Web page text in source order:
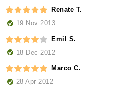
Renate T.
19 Nov 2013
Emil S.
18 Dec 2012
Marco C.
28 Apr 2012